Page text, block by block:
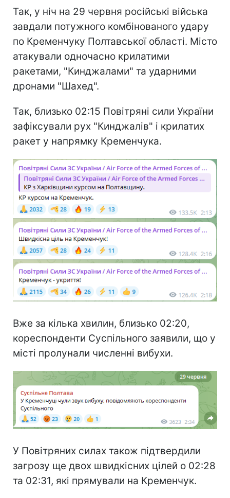
Так, у ніч на 29 червня російські війська
завдали потужного комбінованого удару
по Кременчуку Полтавської області. Місто
атакували одночасно крилатими
ракетами, "Кинджалами" та ударними
дронами "Шахед".
Так, близько 02:15 Повітряні сили України
зафіксували рух "Кинджалів" і крилатих
ракет у напрямку Кременчука.
Вже за кілька хвилин, близько 02:20,
кореспонденти Суспільного заявили, що у
місті пролунали численні вибухи.
У Повітряних силах також підтвердили
загрозу ще двох швидкісних цілей о 02:28
та 02:31, які прямували на Кременчук.